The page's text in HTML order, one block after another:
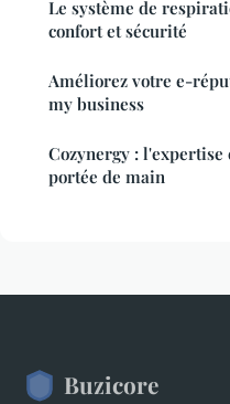
Le système de
confort et sécurité
Améliorez votre e-
my business
Cozynergy :
portée de main
Buzicore